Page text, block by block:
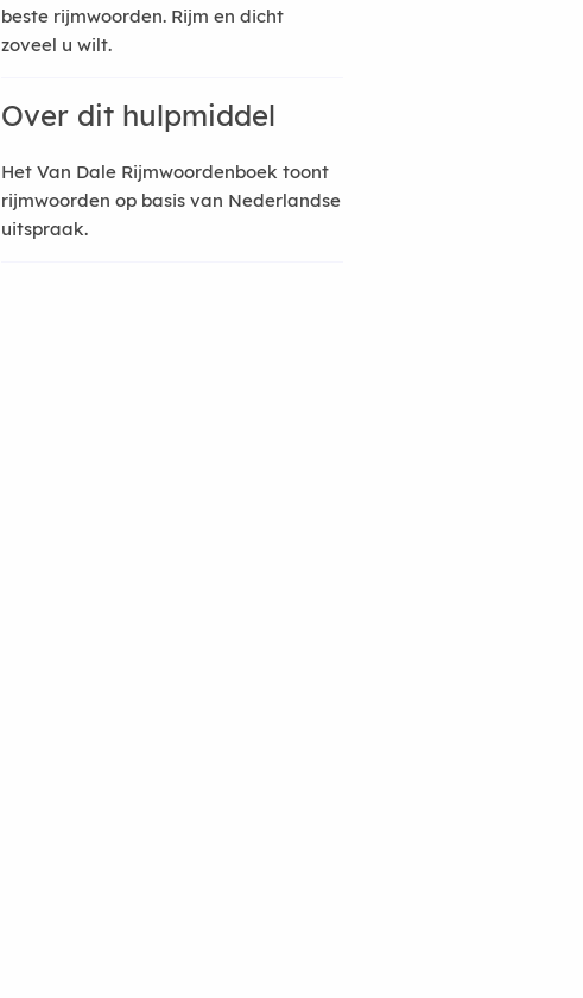
beste rijmwoorden. Rijm en dicht
zoveel u wilt.
Over dit hulpmiddel
Het Van Dale Rijmwoordenboek toont
rijmwoorden op basis van Nederlandse
uitspraak.